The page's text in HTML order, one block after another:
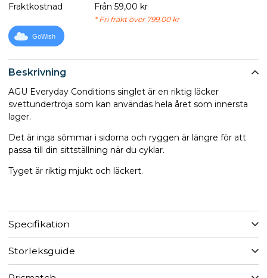
Beskrivning
AGU Everyday Conditions singlet är en riktig läcker
svettundertröja som kan användas hela året som innersta
lager.
Det är inga sömmar i sidorna och ryggen är längre för att
passa till din sittställning när du cyklar.
Tyget är riktig mjukt och läckert.
Specifikation
Storleksguide
Fraktkostnad
Från 59,00 kr
* Fri frakt över 799,00 kr
GoWish